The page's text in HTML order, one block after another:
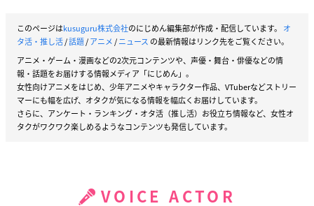
このページはkusuguru株式会社のにじめん編集部が作成・配信しています。 オ
タ活・推し活/話題/アニメ/ニュース の最新情報はリンク先をご覧ください。
アニメ・ゲーム・漫画などの2次元コンテンツや、声優・舞台・俳優などの情
報・話題をお届けする情報メディア「にじめん」。
女性向けアニメをはじめ、少年アニメやキャラクター作品、VTuberなどストリー
マーにも幅を広げ、オタクが気になる情報を幅広くお届けしています。
さらに、アンケート・ランキング・オタ活（推し活）お役立ち情報など、女性オ
タクがワクワク楽しめるようなコンテンツも発信しています。
VOICE ACTOR